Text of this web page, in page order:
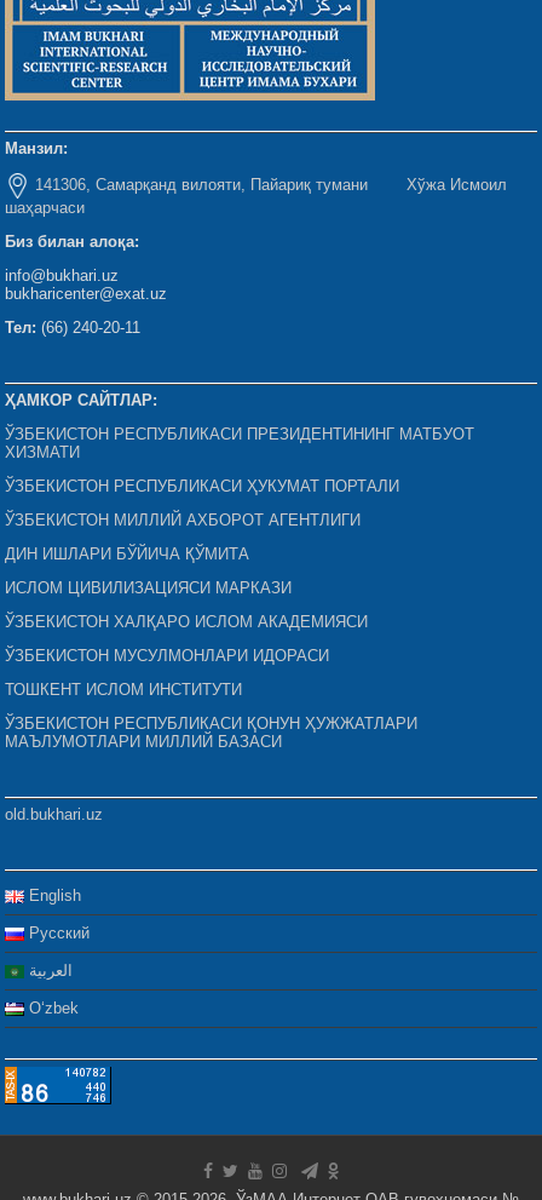
Манзил:
141306, Самарқанд вилояти, Пайариқ тумани Хўжа Исмоил
шаҳарчаси
Биз билан алоқа:
info@bukhari.uz
bukharicenter@exat.uz
Тел: (66) 240-20-11
ҲАМКОР САЙТЛАР:
ЎЗБЕКИСТОН РЕСПУБЛИКАСИ ПРЕЗИДЕНТИНИНГ МАТБУОТ
ХИЗМАТИ
ЎЗБЕКИСТОН РЕСПУБЛИКАСИ ҲУКУМАТ ПОРТАЛИ
ЎЗБЕКИСТОН МИЛЛИЙ АХБОРОТ АГЕНТЛИГИ
ДИН ИШЛАРИ БЎЙИЧА ҚЎМИТА
ИСЛОМ ЦИВИЛИЗАЦИЯСИ МАРКАЗИ
ЎЗБЕКИСТОН ХАЛҚАРО ИСЛОМ АКАДЕМИЯСИ
ЎЗБЕКИСТОН МУСУЛМОНЛАРИ ИДОРАСИ
ТОШКЕНТ ИСЛОМ ИНСТИТУТИ
ЎЗБЕКИСТОН РЕСПУБЛИКАСИ ҚОНУН ҲУЖЖАТЛАРИ
МАЪЛУМОТЛАРИ МИЛЛИЙ БАЗАСИ
old.bukhari.uz
English
Русский
العربية
Oʻzbek